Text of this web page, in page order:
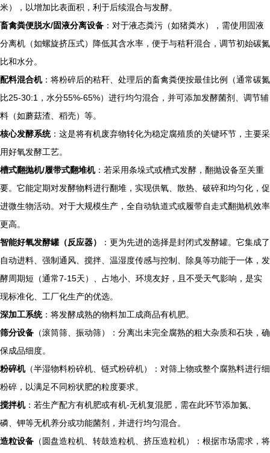
米），以增加比表面积，利于后续混合与发酵。
畜禽粪便脱水/固液分离设备 ：对于液态粪污（如猪粪水），需使用固液
分离机（如螺旋挤压式）降低其含水率，便于与秸秆混合，调节初始碳氮
比和水分。
配料混合机：将粉碎后的秸秆、处理后的畜禽粪便按最佳比例（通常碳氮
比25-30:1，水分55%-65%）进行均匀混合，并可添加发酵菌剂、调节辅
料（如蘑菇渣、稻壳）等。
核心发酵系统：这是将有机废弃物转化为稳定腐殖质的关键环节，主要采
用好氧发酵工艺。
槽式翻抛机/履带式翻堆机：若采用条垛式或槽式发酵，翻抛设备至关重
要。它能定期对发酵物料进行翻堆，实现供氧、散热、破碎和均匀化，促
进微生物活动。对于大规模生产，全自动轨道式或履带自走式翻抛机效率
更高。
智能好氧发酵罐（反应器）
：更为先进的选择是封闭式发酵罐。它集成了
自动进料、强制通风、搅拌、温湿度传感与控制、除臭等功能于一体，发
酵周期短（通常7-15天）、占地小、环境友好，且不受天气影响，是实
现标准化、工厂化生产的优选。
深加工系统：将发酵成熟的物料加工成商品有机肥。
筛分设备 （滚筒筛、振动筛）：分离出未完全腐熟的粗大杂质和石块，确
保成品细度。
粉碎机（半湿物料粉碎机、链式粉碎机）：对筛上物或整个腐熟料进行细
粉碎，以满足不同粉状肥的粒度要求。
搅拌机：若生产配方有机肥或有机-无机复混肥，需在此环节添加氮、
磷、钾等无机养分或功能菌剂，并进行均匀混合。
造粒设备 （圆盘造粒机、转鼓造粒机、挤压造粒机）：根据市场需求，将